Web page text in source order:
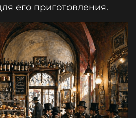
его приготовления.